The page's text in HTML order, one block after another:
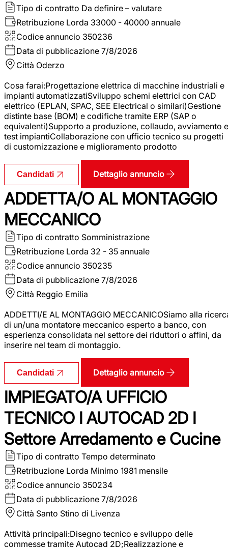
Tipo di contratto Da definire – valutare
Retribuzione Lorda 33000 - 40000 annuale
Codice annuncio 350236
Data di pubblicazione 7/8/2026
Città Oderzo
Cosa farai:Progettazione elettrica di macchine industriali e
impianti automatizzatiSviluppo schemi elettrici con CAD
elettrico (EPLAN, SPAC, SEE Electrical o similari)Gestione
distinte base (BOM) e codifiche tramite ERP (SAP o
equivalenti)Supporto a produzione, collaudo, avviamento e
test impiantiCollaborazione con ufficio tecnico su progetti
di customizzazione e miglioramento prodotto
Candidati Dettaglio annuncio
ADDETTA/O AL MONTAGGIO
MECCANICO
Tipo di contratto Somministrazione
Retribuzione Lorda 32 - 35 annuale
Codice annuncio 350235
Data di pubblicazione 7/8/2026
Città Reggio Emilia
ADDETTI/E AL MONTAGGIO MECCANICOSiamo alla
di un/una montatore meccanico esperto a banco, con
esperienza consolidata nel settore dei riduttori o affini, da
inserire nel team di montaggio.
Candidati Dettaglio annuncio
IMPIEGATO/A UFFICIO
TECNICO I AUTOCAD 2D I
Settore Arredamento e Cucine
Tipo di contratto Tempo determinato
Retribuzione Lorda Minimo 1981 mensile
Codice annuncio 350234
Data di pubblicazione 7/8/2026
Città Santo Stino di Livenza
Attività principali:Disegno tecnico e sviluppo delle
commesse tramite Autocad 2D;Realizzazione e